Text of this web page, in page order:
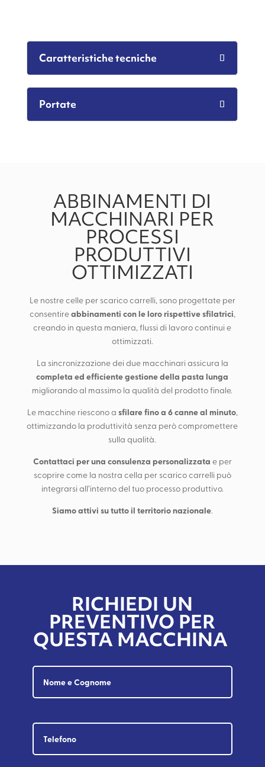
Caratteristiche tecniche
Portate
ABBINAMENTI DI
MACCHINARI PER
PROCESSI
PRODUTTIVI
OTTIMIZZATI
Le nostre celle per scarico carrelli, sono progettate per
consentireabbinamenti con le loro rispettive sfilatrici,
creando in questa maniera, flussi di lavoro continui e
ottimizzati.
La sincronizzazione dei due macchinari assicura la
completa ed efficiente gestione della pasta lunga
migliorando al massimo la qualità del prodotto finale.
Le macchine riescono a sfilare fino a 6 canne al minuto,
ottimizzando la produttività senza però compromettere
sulla qualità.
Contattaci per una consulenza personalizzata e per
scoprire come la nostra cella per scarico carrelli può
integrarsi all’interno del tuo processo produttivo.
Siamo attivi su tutto il territorio nazionale.
RICHIEDI UN
PREVENTIVO PER
QUESTA MACCHINA